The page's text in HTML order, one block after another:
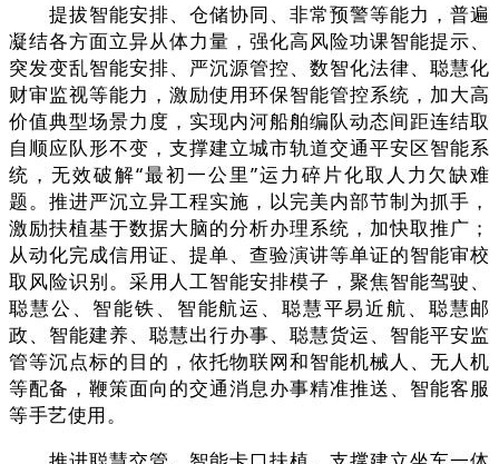
提拔智能安排、仓储协同、非常预警等能力，普遍
凝结各方面立异从体力量，强化高风险功课智能提示、
突发变乱智能安排、严沉源管控、数智化法律、聪慧化
财审监视等能力，激励使用环保智能管控系统，加大高
价值典型场景力度，实现内河船舶编队动态间距连结取
自顺应队形不变，支撑建立城市轨道交通平安区智能系
统，无效破解“最初一公里”运力碎片化取人力欠缺难
题。推进严沉立异工程实施，以完美内部节制为抓手，
激励扶植基于数据大脑的分析办理系统，加快取推广；
从动化完成信用证、提单、查验演讲等单证的智能审校
取风险识别。采用人工智能安排模子，聚焦智能驾驶、
聪慧公、智能铁、智能航运、聪慧平易近航、聪慧邮
政、智能建养、聪慧出行办事、聪慧货运、智能平安监
管等沉点标的目的，依托物联网和智能机械人、无人机
等配备，鞭策面向的交通消息办事精准推送、智能客服
等手艺使用。